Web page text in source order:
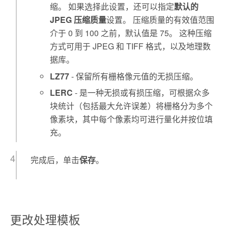
缩。 如果选择此设置，还可以指定默认的
JPEG 压缩质量设置。 压缩质量的有效值范围
介于 0 到 100 之前，默认值是 75。 这种压缩
方式可用于 JPEG 和 TIFF 格式，以及地理数
据库。
LZ77- 保留所有栅格像元值的无损压缩。
LERC - 是一种无损或有损压缩，可根据众多
块统计（包括最大允许误差）将栅格分为多个
像素块，其中每个像素均可进行量化并按位填
充。
完成后，单击保存。
更改处理模板